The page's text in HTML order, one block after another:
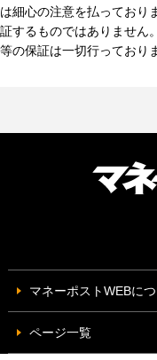
は細心の注意を払っており
証するものではありません
等の保証は一切行っており
マネーポストWEBに
ページ一覧